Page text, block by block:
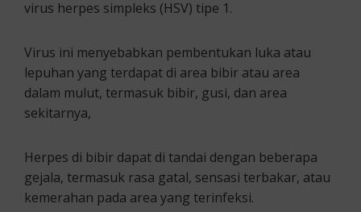
virus herpes simpleks (HSV) tipe 1.
Virus ini menyebabkan pembentukan luka atau
lepuhan yang terdapat di area bibir atau area
dalam mulut, termasuk bibir, gusi, dan area
sekitarnya,
Herpes di bibir dapat di tandai dengan beberapa
gejala, termasuk rasa gatal, sensasi terbakar, atau
kemerahan pada area yang terinfeksi.